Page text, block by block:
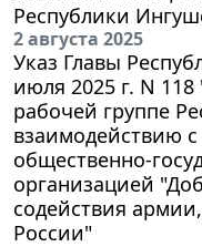
Республики
2 августа 2025
Указ Главы
июля 2025 г. N
рабочей группе
взаимодействию
общественно-
организацией
содействия
России"